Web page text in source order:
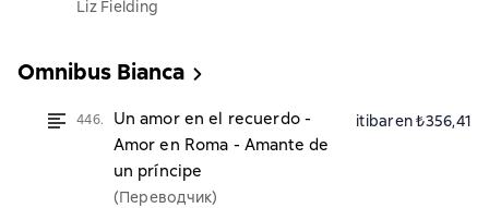
Liz Fielding
Omnibus Bianca
446.
Un amor en el recuerdo -
Amor en Roma - Amante de
un príncipe
(Переводчик)
itibaren ₺356,41